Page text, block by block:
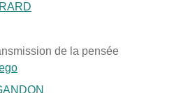
de la pensée